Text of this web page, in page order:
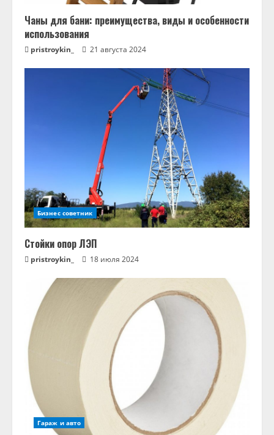
Чаны для бани: преимущества, виды и особенности
использования
pristroykin_ 21 августа 2024
Бизнес советник
Стойки опор ЛЭП
pristroykin_ 18 июля 2024
Гараж и авто